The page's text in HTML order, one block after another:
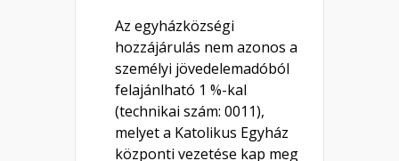
Az egyházközségi
hozzájárulás nem azonos a
személyi jövedelemadóból
felajánlható 1 %-kal
(technikai szám: 0011),
melyet a Katolikus Egyház
központi vezetése kap meg